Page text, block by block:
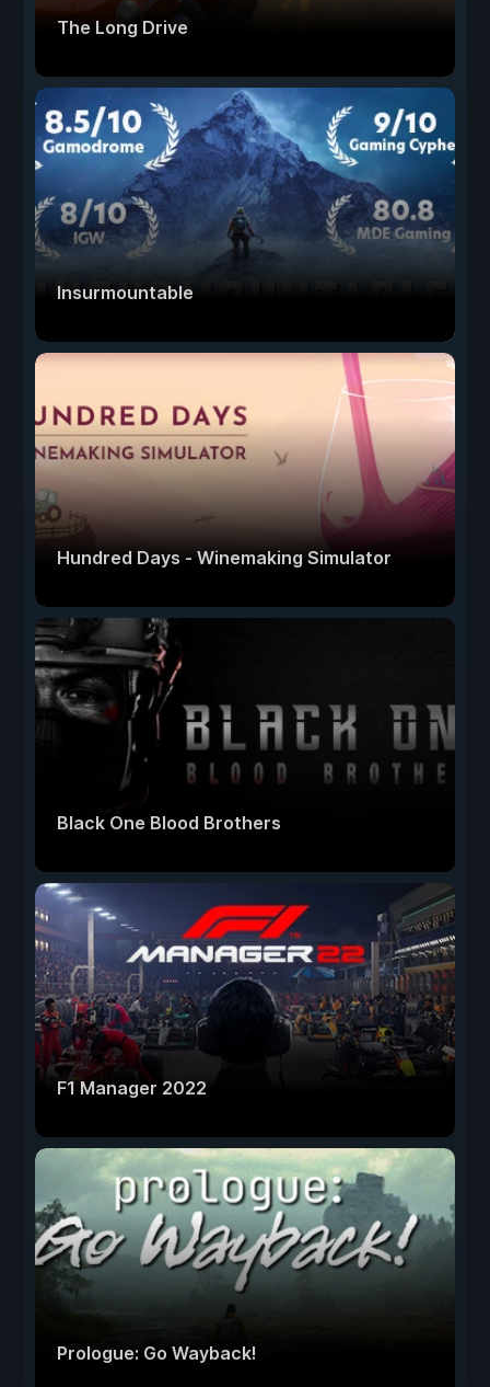
The Long Drive
Insurmountable
Hundred Days - Winemaking Simulator
Black One Blood Brothers
F1 Manager 2022
Prologue: Go Wayback!